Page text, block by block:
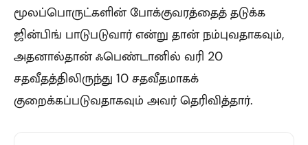
மூலப்பொருட்களின் போக்குவரத்தைத் தடுக்க
ஜின்பிங் பாடுபடுவார் என்று தான் நம்புவதாகவும்,
அதனால்தான் ஃபெண்டானில் வரி 20
சதவீதத்திலிருந்து 10 சதவீதமாகக்
குறைக்கப்படுவதாகவும் அவர் தெரிவித்தார்.